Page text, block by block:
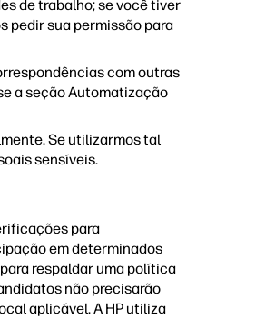
de trabalho; se você tiver
pedir sua permissão para
com outras
a seção Automatização
Se utilizarmos tal
sensíveis.
para
em determinados
respaldar uma política
não precisarão
aplicável. A HP utiliza